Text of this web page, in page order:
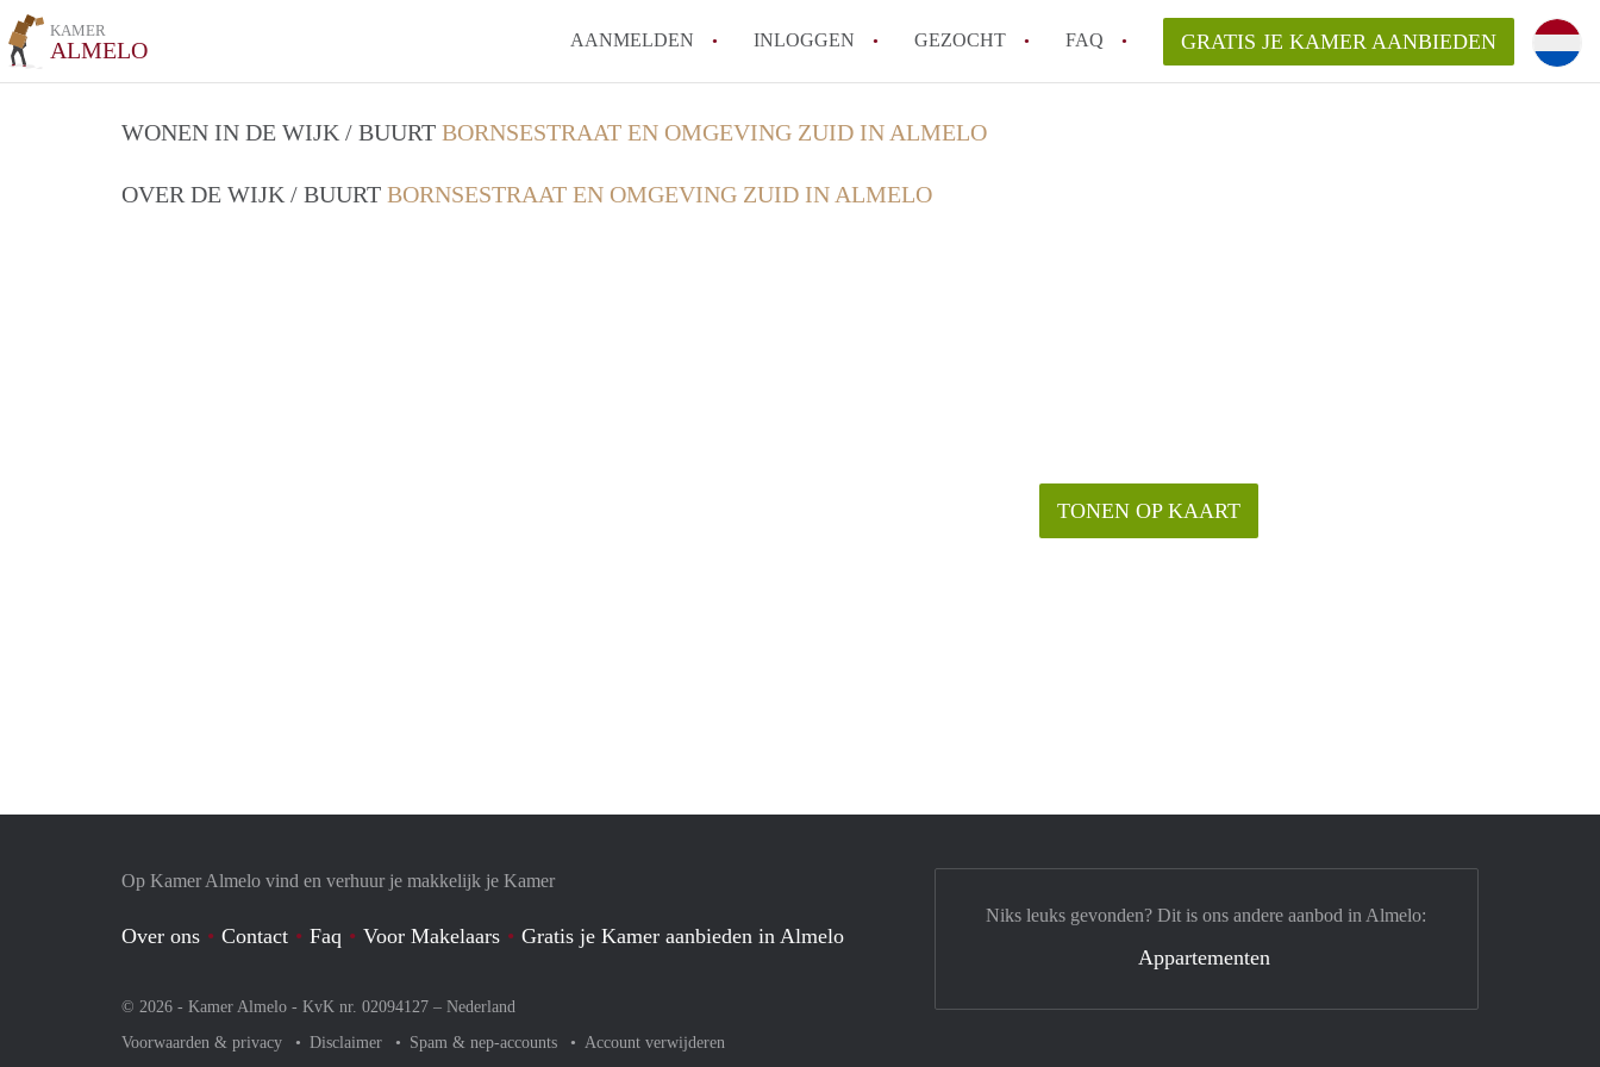
KAMER
ALMELO AANMELDEN INLOGGEN GEZOCHT FAQ
How to translate KamerAlmelo!
Hoeveel kost het om te reageren op een Kamer in Almelo?
GRATIS JE KAMER AANBIEDEN
WONEN IN DE WIJK / BUURT BORNSESTRAAT EN OMGEVING ZUID IN ALMELO
OVER DE WIJK / BUURT BORNSESTRAAT EN OMGEVING ZUID IN ALMELO
TONEN OP KAART
Op Kamer Almelo vind en verhuur je makkelijk je Kamer
Over ons Contact Faq Voor Makelaars Gratis je Kamer aanbieden in Almelo
© 2026 - Kamer Almelo - KvK nr. 02094127 – Nederland
Voorwaarden & privacy
Disclaimer Spam & nep-accounts Account verwijderen
Niks leuks gevonden? Dit is ons andere aanbod in Almelo:
Appartementen